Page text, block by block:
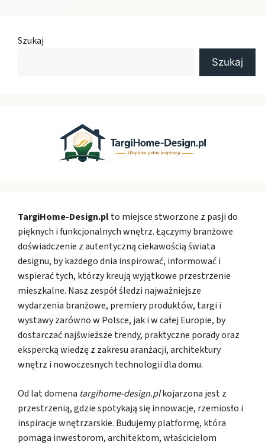
Szukaj
Szukaj
TargiHome-Design.plto miejsce stworzone z pasji do
pięknych i funkcjonalnych wnętrz. Łączymy branżowe
doświadczenie z autentyczną ciekawością świata
designu, by każdego dnia inspirować, informować i
wspierać tych, którzy kreują wyjątkowe przestrzenie
mieszkalne. Nasz zespół śledzi najważniejsze
wydarzenia branżowe, premiery produktów, targi i
wystawy zarówno w Polsce, jak i w całej Europie, by
dostarczać najświeższe trendy, praktyczne porady oraz
ekspercką wiedzę z zakresu aranżacji, architektury
wnętrz i nowoczesnych technologii dla domu.
Od lat domena targihome-design.plkojarzona jest z
przestrzenią, gdzie spotykają się innowacje, rzemiosło i
inspiracje wnętrzarskie. Budujemy platformę, która
pomaga inwestorom, architektom, właścicielom